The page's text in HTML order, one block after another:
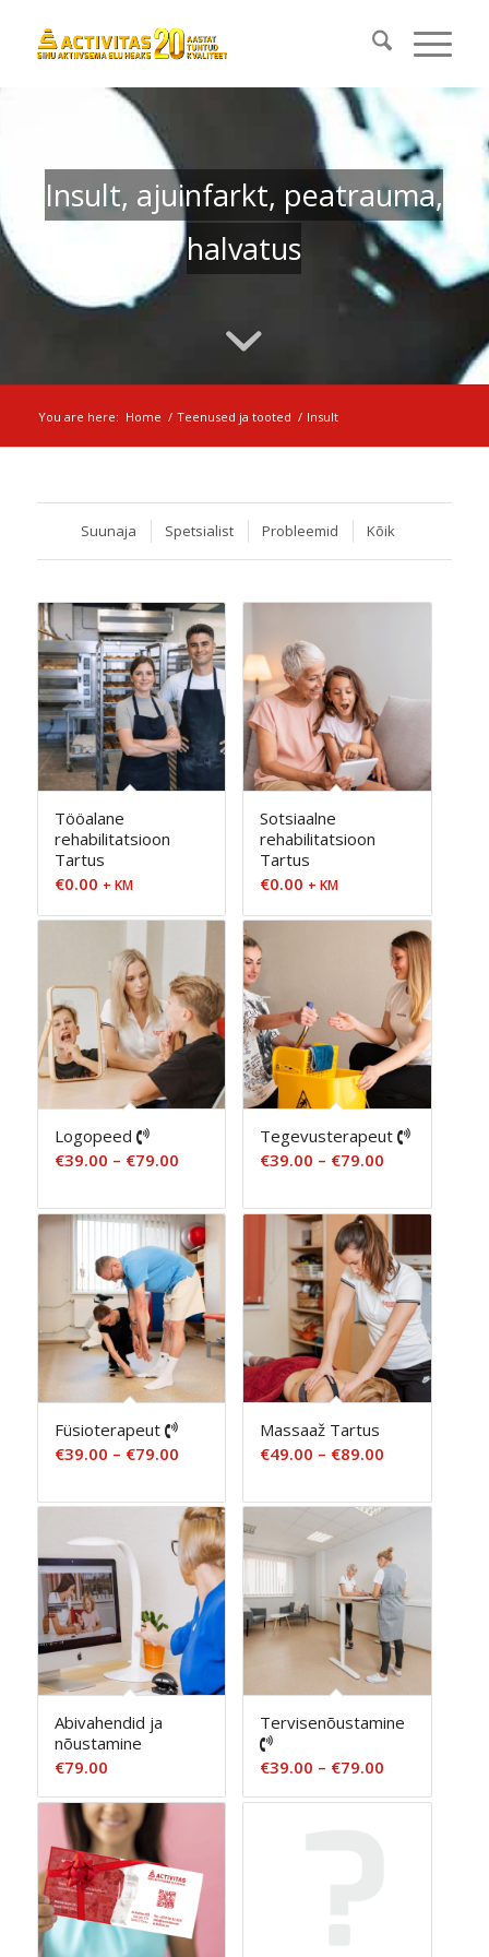
Insult, ajuinfarkt, peatrauma,
halvatus
You are here: Home / Teenused ja tooted / Insult
Suunaja Spetsialist Probleemid Kõik
Tööalane
rehabilitatsioon
Tartus
€0.00 + KM
Sotsiaalne
rehabilitatsioon
Tartus
€0.00 + KM
Logopeed
€39.00 – €79.00Hinnavahemik:
kuni
€79.00
Tegevusterapeut
€39.00 – €79.00
kuni
€79.00
Füsioterapeut
€39.00 – €79.00Hinnavahemik:
kuni
€79.00
Massaaž Tartus
€49.00 – €89.00
kuni
Abivahendid ja
nõustamine
€79.00
Tervisenõustamine
€39.00 – €79.00
€39.00